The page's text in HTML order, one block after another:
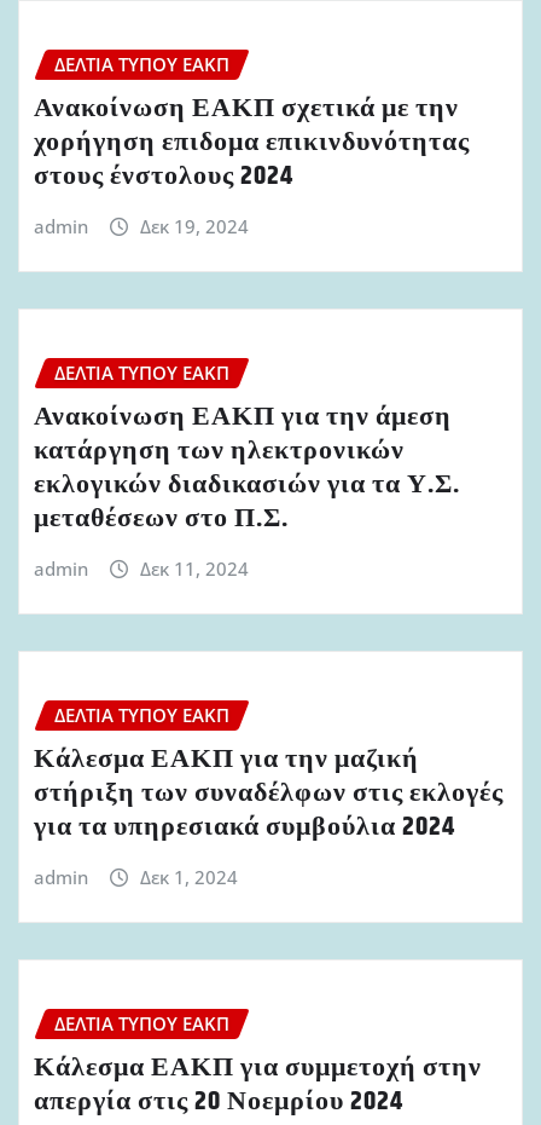
ΔΕΛΤΊΑ ΤΎΠΟΥ ΕΑΚΠ
Ανακοίνωση ΕΑΚΠ σχετικά με την
χορήγηση επιδομα επικινδυνότητας
στους ένστολους 2024
admin Δεκ 19, 2024
ΔΕΛΤΊΑ ΤΎΠΟΥ ΕΑΚΠ
Ανακοίνωση ΕΑΚΠ για την άμεση
κατάργηση των ηλεκτρονικών
εκλογικών διαδικασιών για τα Υ.Σ.
μεταθέσεων στο Π.Σ.
admin Δεκ 11, 2024
ΔΕΛΤΊΑ ΤΎΠΟΥ ΕΑΚΠ
Κάλεσμα ΕΑΚΠ για την μαζική
στήριξη των συναδέλφων στις εκλογές
για τα υπηρεσιακά συμβούλια 2024
admin Δεκ 1, 2024
ΔΕΛΤΊΑ ΤΎΠΟΥ ΕΑΚΠ
Κάλεσμα ΕΑΚΠ για συμμετοχή στην
απεργία στις 20 Νοεμρίου 2024